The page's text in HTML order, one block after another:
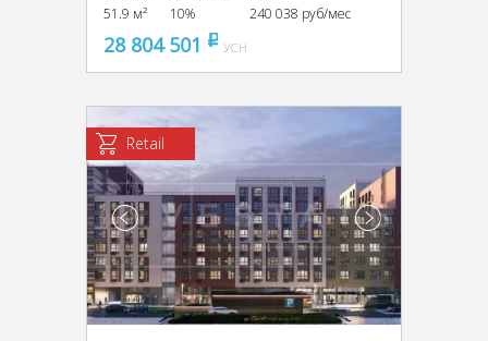
51.9 м² 10% 240 038 руб/мес
28 804 501 pуб
УСН
Retail